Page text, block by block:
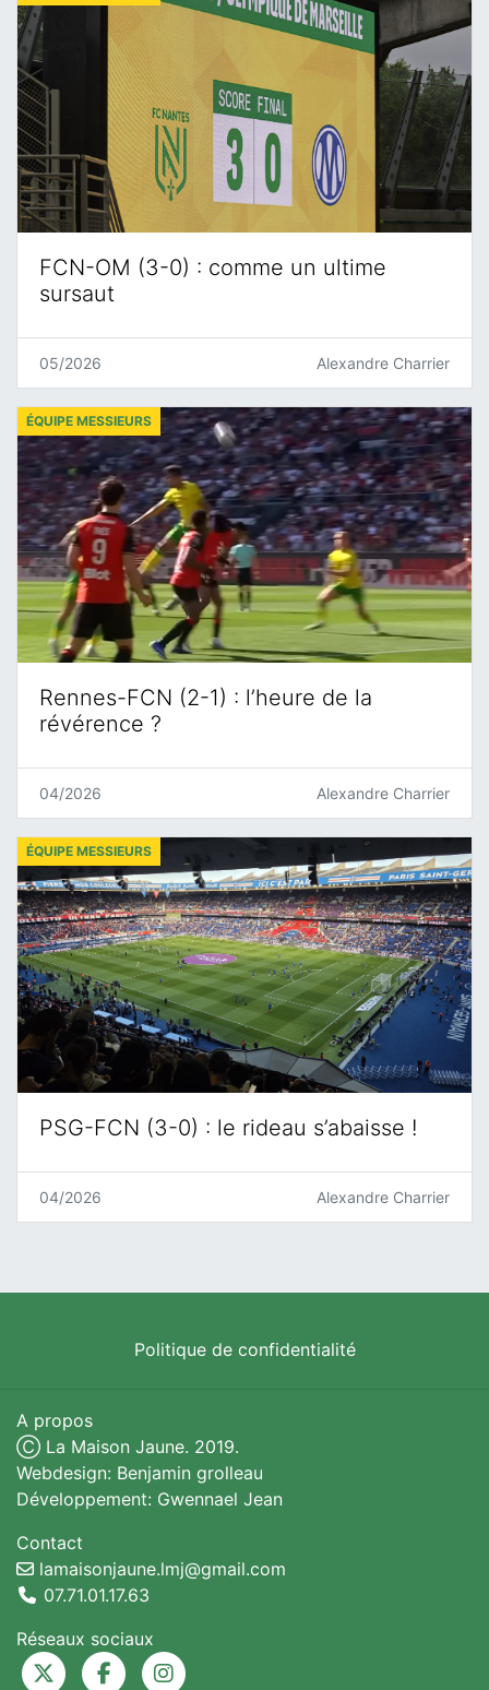
FCN-OM (3-0) : comme un ultime
sursaut
05/2026 Alexandre Charrier
Rennes-FCN (2-1) : l’heure de la
révérence ?
ÉQUIPE MESSIEURS
04/2026 Alexandre Charrier
PSG-FCN (3-0) : le rideau s’abaisse !
ÉQUIPE MESSIEURS
04/2026 Alexandre Charrier
Politique de confidentialité
A propos
Ⓒ La Maison Jaune. 2019.
Webdesign: Benjamin grolleau
Développement: Gwennael Jean
Contact
lamaisonjaune.lmj@gmail.com
07.71.01.17.63
Réseaux sociaux